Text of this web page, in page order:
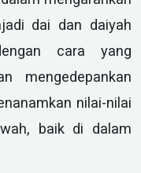
dai dan daiyah
cara yang
mengedepankan
nilai-nilai
baik di dalam